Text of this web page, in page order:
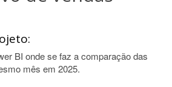
BI onde se faz a comparação das
mês em 2025.